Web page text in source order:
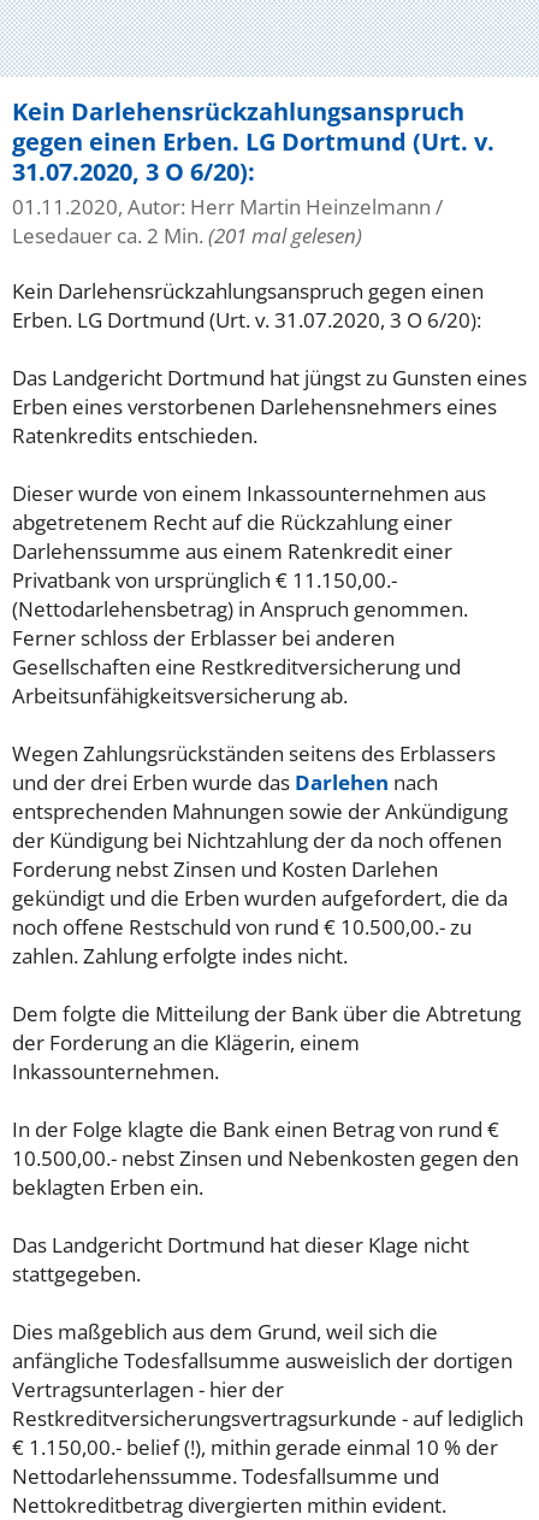
Kein Darlehensrückzahlungsanspruch
gegen einen Erben. LG Dortmund (Urt. v.
31.07.2020, 3 O 6/20):
01.11.2020, Autor: Herr Martin Heinzelmann /
Lesedauer ca. 2 Min. (201 mal gelesen)
Kein Darlehensrückzahlungsanspruch gegen einen
Erben. LG Dortmund (Urt. v. 31.07.2020, 3 O 6/20):
Das Landgericht Dortmund hat jüngst zu Gunsten eines
Erben eines verstorbenen Darlehensnehmers eines
Ratenkredits entschieden.
Dieser wurde von einem Inkassounternehmen aus
abgetretenem Recht auf die Rückzahlung einer
Darlehenssumme aus einem Ratenkredit einer
Privatbank von ursprünglich € 11.150,00.-
(Nettodarlehensbetrag) in Anspruch genommen.
Ferner schloss der Erblasser bei anderen
Gesellschaften eine Restkreditversicherung und
Arbeitsunfähigkeitsversicherung ab.
Wegen Zahlungsrückständen seitens des Erblassers
und der drei Erben wurde das Darlehen nach
entsprechenden Mahnungen sowie der Ankündigung
der Kündigung bei Nichtzahlung der da noch offenen
Forderung nebst Zinsen und Kosten Darlehen
gekündigt und die Erben wurden aufgefordert, die da
noch offene Restschuld von rund € 10.500,00.- zu
zahlen. Zahlung erfolgte indes nicht.
Dem folgte die Mitteilung der Bank über die Abtretung
der Forderung an die Klägerin, einem
Inkassounternehmen.
In der Folge klagte die Bank einen Betrag von rund €
10.500,00.- nebst Zinsen und Nebenkosten gegen den
beklagten Erben ein.
Das Landgericht Dortmund hat dieser Klage nicht
stattgegeben.
Dies maßgeblich aus dem Grund, weil sich die
anfängliche Todesfallsumme ausweislich der dortigen
Vertragsunterlagen - hier der
Restkreditversicherungsvertragsurkunde - auf lediglich
€ 1.150,00.- belief (!), mithin gerade einmal 10 % der
Nettodarlehenssumme. Todesfallsumme und
Nettokreditbetrag divergierten mithin evident.